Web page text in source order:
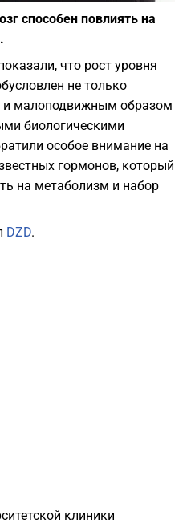
способен повлиять на
что рост уровня
не только
и малоподвижным образом
биологическими
особое внимание на
гормонов, который
на метаболизм и набор
DZD.
клиники